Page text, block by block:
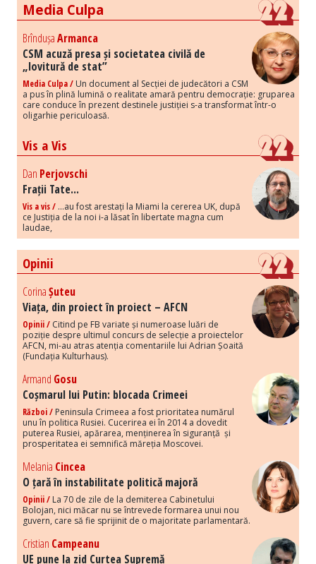
Media Culpa
BrîndușaArmanca
CSM acuză presa și societatea civilă de
„lovitură de stat”
Media Culpa / Un document al Secției de judecători a CSM
a pus în plină lumină o realitate amară pentru democrație: gruparea
care conduce în prezent destinele justiției s-a transformat într-o
oligarhie periculoasă.
Vis a Vis
Dan Perjovschi
Frații Tate...
Vis a vis / ...au fost arestați la Miami la cererea UK, după
ce Justiția de la noi i-a lăsat în libertate magna cum
laudae,
Opinii
CorinaȘuteu
Viața, din proiect în proiect – AFCN
Opinii / Citind pe FB variate și numeroase luări de
poziție despre ultimul concurs de selecție a proiectelor
AFCN, mi-au atras atenția comentariile lui Adrian Șoaită
(Fundația Kulturhaus).
Armand Gosu
Coșmarul lui Putin: blocada Crimeei
Război / Peninsula Crimeea a fost prioritatea numărul
unu în politica Rusiei. Cucerirea ei în 2014 a dovedit
puterea Rusiei, apărarea, menținerea în siguranță și
prosperitatea ei semnifică măreția Moscovei.
Melania Cincea
O țară în instabilitate politică majoră
Opinii / La 70 de zile de la demiterea Cabinetului
Bolojan, nici măcar nu se întrevede formarea unui nou
guvern, care să fie sprijinit de o majoritate parlamentară.
Cristian Campeanu
UE pune la zid Curtea Supremă